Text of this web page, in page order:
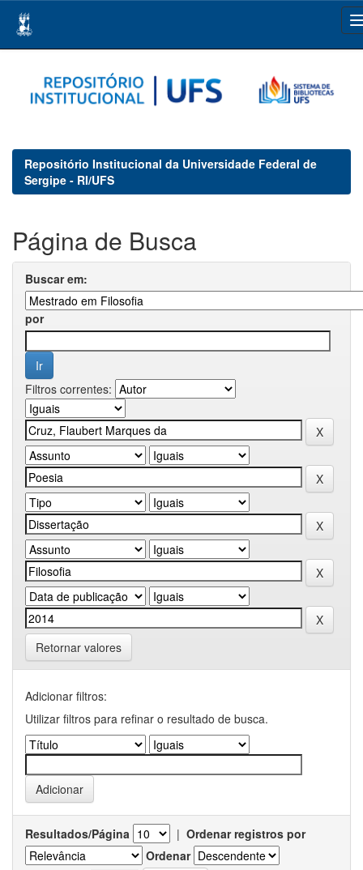
navigation
Repositório Institucional da Universidade Federal de
Sergipe - RI/UFS
Página de Busca
Buscar em:
por
Filtros correntes:
Retornar valores
Adicionar filtros:
Utilizar filtros para refinar o resultado de busca.
Resultados/Página | Ordenar registros por
Ordenar